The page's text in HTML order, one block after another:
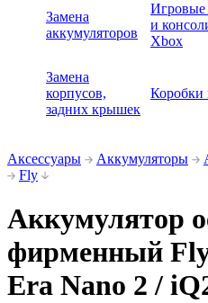
Замена
аккумуляторов
Игровые
и
Xbox
Замена
корпусов,
задних крышек
Коробки
Аксессуары Аккумуляторы
Fly
Аккумулятор
фирменный
Era Nano 2 /